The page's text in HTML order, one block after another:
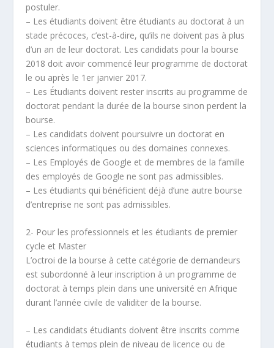
postuler.
– Les étudiants doivent être étudiants au doctorat à un
stade précoces, c’est-à-dire, qu’ils ne doivent pas à plus
d’un an de leur doctorat. Les candidats pour la bourse
2018 doit avoir commencé leur programme de doctorat
le ou après le 1er janvier 2017.
– Les Étudiants doivent rester inscrits au programme de
doctorat pendant la durée de la bourse sinon perdent la
bourse.
– Les candidats doivent poursuivre un doctorat en
sciences informatiques ou des domaines connexes.
– Les Employés de Google et de membres de la famille
des employés de Google ne sont pas admissibles.
– Les étudiants qui bénéficient déjà d’une autre bourse
d’entreprise ne sont pas admissibles.
2- Pour les professionnels et les étudiants de premier
cycle et Master
L’octroi de la bourse à cette catégorie de demandeurs
est subordonné à leur inscription à un programme de
doctorat à temps plein dans une université en Afrique
durant l’année civile de validiter de la bourse.
– Les candidats étudiants doivent être inscrits comme
étudiants à temps plein de niveau de licence ou de